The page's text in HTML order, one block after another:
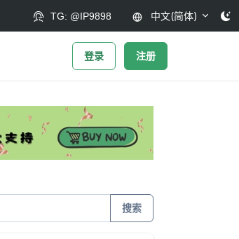
TG: @IP9898 中文(简体)
登录 注册
搜索